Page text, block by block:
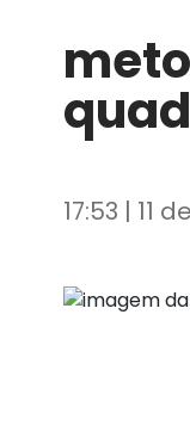
17:53 | 11